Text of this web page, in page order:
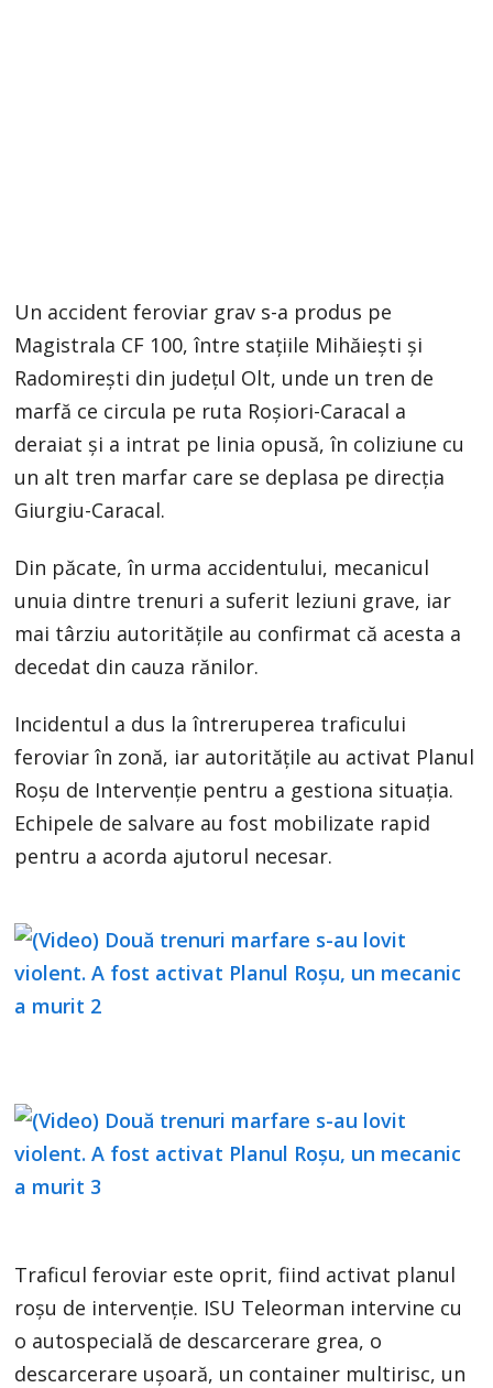
Un accident feroviar grav s-a produs pe
Magistrala CF 100, între stațiile Mihăiești și
Radomirești din județul Olt, unde un tren de
marfă ce circula pe ruta Roșiori-Caracal a
deraiat și a intrat pe linia opusă, în coliziune cu
un alt tren marfar care se deplasa pe direcția
Giurgiu-Caracal.
Din păcate, în urma accidentului, mecanicul
unuia dintre trenuri a suferit leziuni grave, iar
mai târziu autoritățile au confirmat că acesta a
decedat din cauza rănilor.
Incidentul a dus la întreruperea traficului
feroviar în zonă, iar autoritățile au activat Planul
Roșu de Intervenție pentru a gestiona situația.
Echipele de salvare au fost mobilizate rapid
pentru a acorda ajutorul necesar.
Traficul feroviar este oprit, fiind activat planul
roşu de intervenţie. ISU Teleorman intervine cu
o autospecială de descarcerare grea, o
descarcerare uşoară, un container multirisc, un